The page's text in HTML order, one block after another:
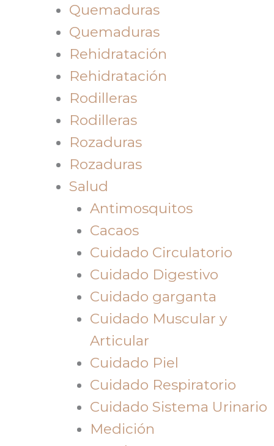
Quemaduras
Quemaduras
Rehidratación
Rehidratación
Rodilleras
Rodilleras
Rozaduras
Rozaduras
Salud
Antimosquitos
Cacaos
Cuidado Circulatorio
Cuidado Digestivo
Cuidado garganta
Cuidado Muscular y
Articular
Cuidado Piel
Cuidado Respiratorio
Cuidado Sistema Urinario
Medición